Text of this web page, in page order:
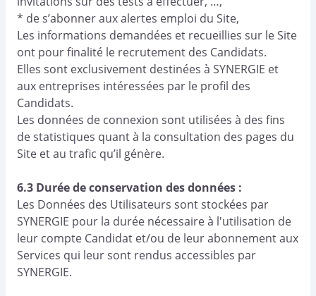
* de s’abonner aux alertes emploi du Site,
Les informations demandées et recueillies sur le Site
ont pour finalité le recrutement des Candidats.
Elles sont exclusivement destinées à SYNERGIE et
aux entreprises intéressées par le profil des
Candidats.
Les données de connexion sont utilisées à des fins
de statistiques quant à la consultation des pages du
Site et au trafic qu’il génère.
6.3 Durée de conservation des données :
Les Données des Utilisateurs sont stockées par
SYNERGIE pour la durée nécessaire à l'utilisation de
leur compte Candidat et/ou de leur abonnement aux
Services qui leur sont rendus accessibles par
SYNERGIE.